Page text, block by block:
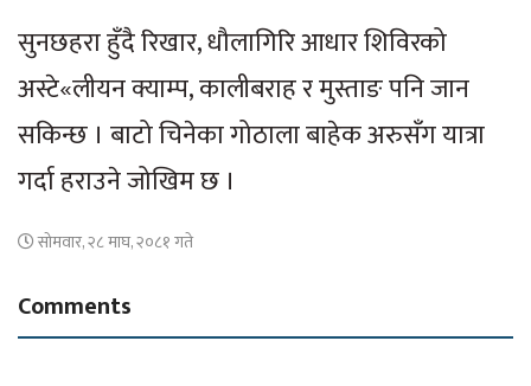
सुनछहरा हुँदै रिखार, धौलागिरि आधार शिविरको
अस्टे«लीयन क्याम्प, कालीबराह र मुस्ताङ पनि जान
सकिन्छ । बाटो चिनेका गोठाला बाहेक अरुसँग यात्रा
गर्दा हराउने जोखिम छ ।
सोमवार, २८ माघ, २०८१ गते
Comments